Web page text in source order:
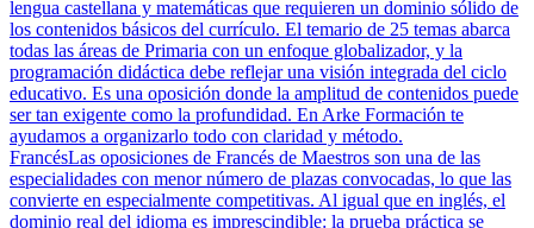
lengua castellana y matemáticas que requieren un dominio sólido de
los contenidos básicos del currículo. El temario de 25 temas abarca
todas las áreas de Primaria con un enfoque globalizador, y la
programación didáctica debe reflejar una visión integrada del ciclo
educativo. Es una oposición donde la amplitud de contenidos puede
ser tan exigente como la profundidad. En Arke Formación te
ayudamos a organizarlo todo con claridad y método.
FrancésLas oposiciones de Francés de Maestros son una de las
especialidades con menor número de plazas convocadas, lo que las
convierte en especialmente competitivas. Al igual que en inglés, el
dominio real del idioma es imprescindible: la prueba práctica se